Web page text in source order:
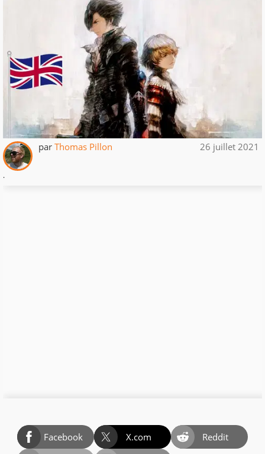
par Thomas Pillon 26 juillet 2021
.
Facebook X.com
Reddit